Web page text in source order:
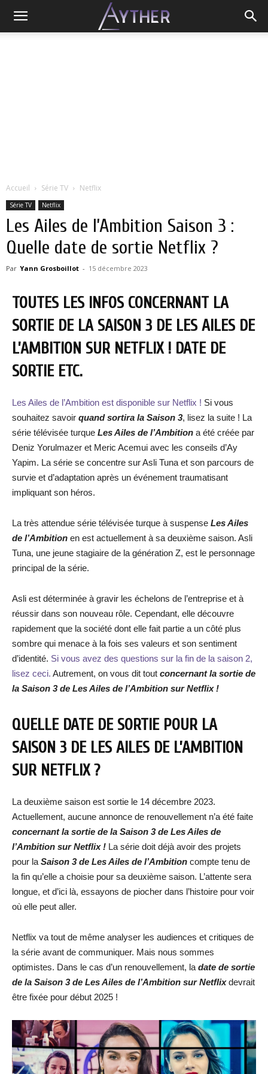
Accueil Série TV Netflix
Série TV Netflix
Les Ailes de l’Ambition Saison 3 :
Quelle date de sortie Netflix ?
Par Yann Grosboillot - 15 décembre 2023
TOUTES LES INFOS CONCERNANT LA
SORTIE DE LA SAISON 3 DE LES AILES DE
L’AMBITION SUR NETFLIX ! DATE DE
SORTIE ETC.
Les Ailes de l’Ambition est disponible sur Netflix ! Si vous
souhaitez savoir quand sortira la Saison 3, lisez la suite ! La
série télévisée turque Les Ailes de l’Ambition a été créée par
Deniz Yorulmazer et Meric Acemui avec les conseils d’Ay
Yapim. La série se concentre sur Asli Tuna et son parcours de
survie et d’adaptation après un événement traumatisant
impliquant son héros.
La très attendue série télévisée turque à suspense Les Ailes
de l’Ambition en est actuellement à sa deuxième saison. Asli
Tuna, une jeune stagiaire de la génération Z, est le personnage
principal de la série.
Asli est déterminée à gravir les échelons de l’entreprise et à
réussir dans son nouveau rôle. Cependant, elle découvre
rapidement que la société dont elle fait partie a un côté plus
sombre qui menace à la fois ses valeurs et son sentiment
d’identité. Si vous avez des questions sur la fin de la saison 2,
lisez ceci. Autrement, on vous dit tout concernant la sortie de
la Saison 3 de Les Ailes de l’Ambition sur Netflix !
QUELLE DATE DE SORTIE POUR LA
SAISON 3 DE LES AILES DE L’AMBITION
SUR NETFLIX ?
La deuxième saison est sortie le 14 décembre 2023.
Actuellement, aucune annonce de renouvellement n’a été faite
concernant la sortie de la Saison 3 de Les Ailes de
l’Ambition sur Netflix ! La série doit déjà avoir des projets
pour la Saison 3 de Les Ailes de l’Ambition compte tenu de
la fin qu’elle a choisie pour sa deuxième saison. L’attente sera
longue, et d’ici là, essayons de piocher dans l’histoire pour voir
où elle peut aller.
Netflix va tout de même analyser les audiences et critiques de
la série avant de communiquer. Mais nous sommes
optimistes. Dans le cas d’un renouvellement, la date de sortie
de la Saison 3 de Les Ailes de l’Ambition sur Netflixdevrait
être fixée pour début 2025 !